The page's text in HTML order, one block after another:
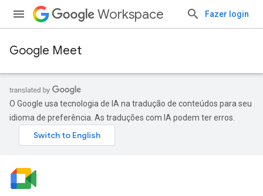
Workspace Fazer login
Google Meet
O Google usa tecnologia de IA na tradução de conteúdos para seu
idioma de preferência. As traduções com IA podem ter erros.